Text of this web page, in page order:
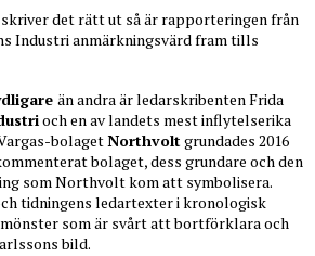
det rätt ut så är rapporteringen från
Industri anmärkningsvärd fram tills
än andra är ledarskribenten Frida
och en av landets mest inflytelserika
bolagetNorthvoltgrundades 2016
bolaget, dess grundare och den
som Northvolt kom att symbolisera.
tidningens ledartexter i kronologisk
som är svårt att bortförklara och
bild.